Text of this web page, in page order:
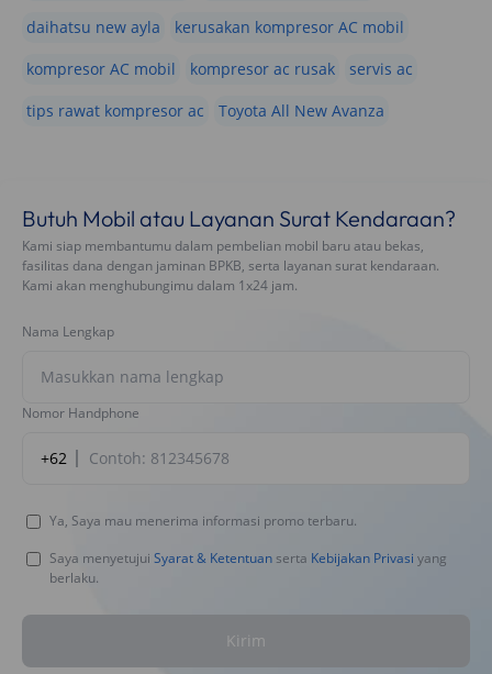
daihatsu new ayla
kerusakan kompresor AC mobil
kompresor AC mobil
kompresor ac rusak
servis ac
tips rawat kompresor ac
Toyota All New Avanza
Butuh Mobil atau Layanan Surat Kendaraan?
Kami siap membantumu dalam pembelian mobil baru atau bekas,
fasilitas dana dengan jaminan BPKB, serta layanan surat kendaraan.
Kami akan menghubungimu dalam 1x24 jam.
Nama Lengkap
Nomor Handphone
+62
Ya, Saya mau menerima informasi promo terbaru.
Saya menyetujui Syarat & Ketentuan serta Kebijakan Privasi yang
berlaku.
Kirim